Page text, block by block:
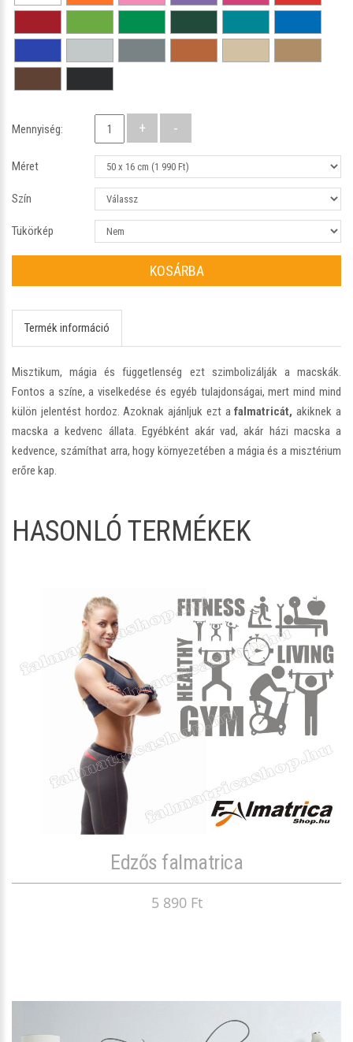
Mennyiség:
Méret
Szín
Tükörkép
KOSÁRBA
Termék információ
Misztikum, mágia és függetlenség ezt szimbolizálják a macskák.
Fontos a színe, a viselkedése és egyéb tulajdonságai, mert mind mind
külön jelentést hordoz. Azoknak ajánljuk ezt afalmatricát, akiknek a
macska a kedvenc állata. Egyébként akár vad, akár házi macska a
kedvence, számíthat arra, hogy környezetében a mágia és a misztérium
erőre kap.
HASONLÓ TERMÉKEK
Edzős falmatrica
5 890 Ft